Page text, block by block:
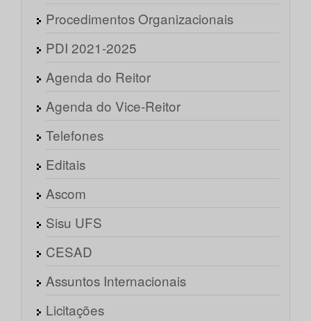
Procedimentos Organizacionais
PDI 2021-2025
Agenda do Reitor
Agenda do Vice-Reitor
Telefones
Editais
Ascom
Sisu UFS
CESAD
Assuntos Internacionais
Licitações